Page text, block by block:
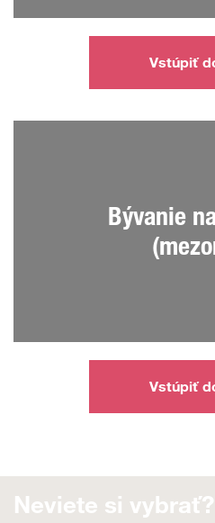
Vstúpiť
Bývanie
Vstúpiť
Neviete si vybrať?